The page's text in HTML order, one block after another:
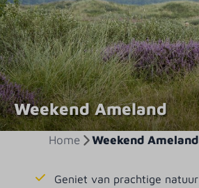
Weekend Ameland
Home Weekend Ameland
Geniet van prachtige natuur